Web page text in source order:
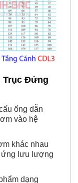
Trục Đứng
ống dẫn
vào hệ
khác nhau
ứng lưu lượng
dạng